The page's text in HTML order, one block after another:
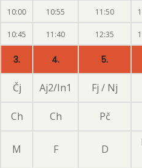
10:00 10:55 11:50
10:45 11:40 12:35
3. 4. 5.
Čj Aj2/In1 Fj / Nj
Ch Ch Pč
M F D